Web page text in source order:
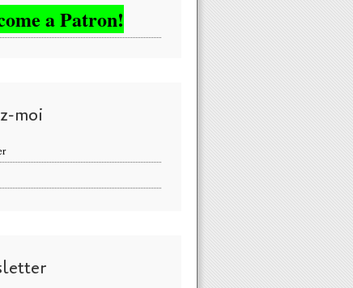
a Patron!
moi